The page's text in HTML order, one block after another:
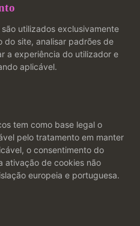
utilizados exclusivamente
do site, analisar padrões de
a experiência do utilizador e
aplicável.
tem como base legal o
pelo tratamento em manter
o consentimento do
ativação de cookies não
europeia e portuguesa.